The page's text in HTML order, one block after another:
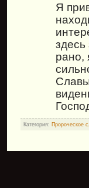
Я
рано,
Категория: Пророческое